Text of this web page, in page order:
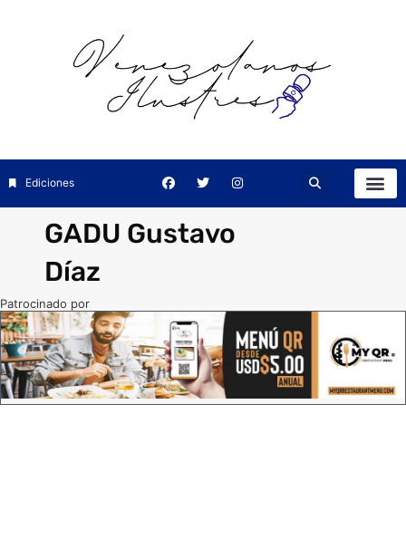
Ediciones
GADU Gustavo
Díaz
Patrocinado por